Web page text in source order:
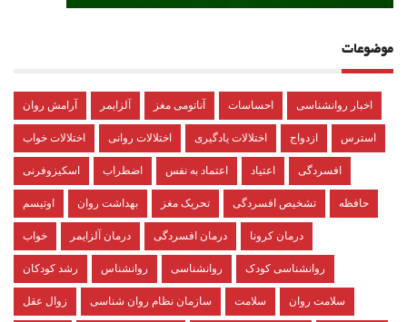
موضوعات
آرامش روان آلزایمر آناتومی مغز احساسات اخبار روانشناسی
اختلالات خواب اختلالات روانی اختلالات یادگیری ازدواج استرس
اسکیزوفرنی اضطراب اعتماد به نفس اعتیاد افسردگی
اوتیسم بهداشت روان تحریک مغز تشخیص افسردگی حافظه
خواب درمان آلزایمر درمان افسردگی درمان کرونا
رشد کودکان روانشناس روانشناسی روانشناسی کودک
زوال عقل سازمان نظام روان شناسی سلامت سلامت روان